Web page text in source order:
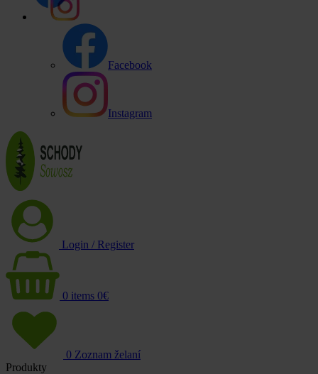
Facebook
Instagram
Login / Register
0 items 0€
0 Zoznam želaní
Produkty